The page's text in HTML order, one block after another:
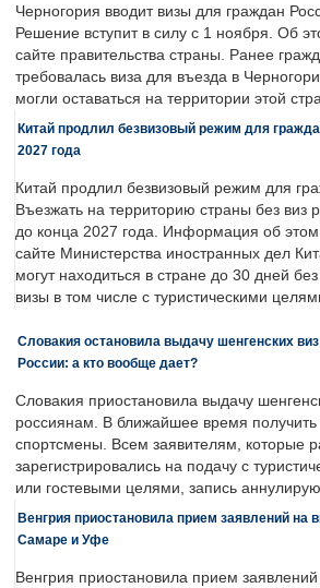
Черногория вводит визы для граждан
Решение вступит в силу с 1 ноября. Об
сайте правительства страны. Ранее
требовалась виза для въезда в
могли оставаться на территории этой
Китай продлил безвизовый режим для
2027 года
Китай продлил безвизовый режим для
Въезжать на территорию страны без виз
до конца 2027 года. Информация об этом
сайте Министерства иностранных дел
могут находиться в стране до 30 дней
визы в том числе с туристическими
Словакия остановила выдачу шенгенских
России: а кто вообще дает?
Словакия приостановила выдачу
россиянам. В ближайшее время получить
спортсмены. Всем заявителям, которые
зарегистрировались на подачу с
или гостевыми целями, запись
Венгрия приостановила прием заявлений на
Самаре и Уфе
Венгрия приостановила прием